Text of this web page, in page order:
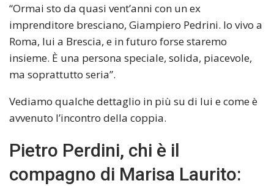
“Ormai sto da quasi vent’anni con un ex
imprenditore bresciano, Giampiero Pedrini. Io vivo a
Roma, lui a Brescia, e in futuro forse staremo
insieme. È una persona speciale, solida, piacevole,
ma soprattutto seria”.
Vediamo qualche dettaglio in più su di lui e come è
avvenuto l’incontro della coppia.
Pietro Perdini, chi è il
compagno di Marisa Laurito: